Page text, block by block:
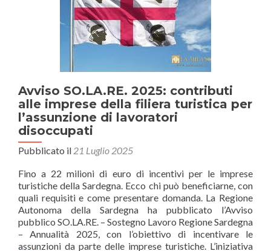
Avviso SO.LA.RE. 2025: contributi
alle imprese della filiera turistica per
l’assunzione di lavoratori
disoccupati
Pubblicato il 21 Luglio 2025
Fino a 22 milioni di euro di incentivi per le imprese
turistiche della Sardegna. Ecco chi può beneficiarne, con
quali requisiti e come presentare domanda. La Regione
Autonoma della Sardegna ha pubblicato l’Avviso
pubblico SO.LA.RE. – Sostegno Lavoro Regione Sardegna
– Annualità 2025, con l’obiettivo di incentivare le
assunzioni da parte delle imprese turistiche. L’iniziativa